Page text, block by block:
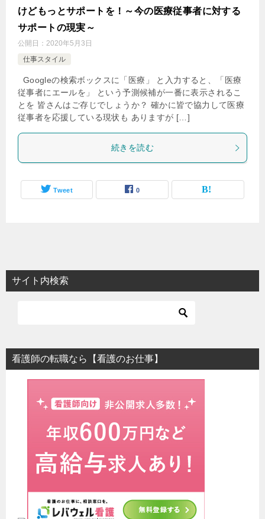
けどもっとサポートを！～今の医療従事者に対する
サポートの現実～
公開日： 2020年5月3日
仕事スタイル
Googleの検索ボックスに「医療」 と入力すると、「医療
従事者にエールを」 という予測候補が一番に表示されるこ
とを 皆さんはご存じでしょうか？ 確かに皆で協力して医療
従事者を応援している現状も ありますが […]
続きを読む
Tweet 0
サイト内検索
看護師の転職なら【看護のお仕事】